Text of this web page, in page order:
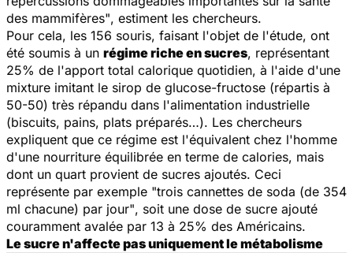
des mammifères", estiment les chercheurs.
Pour cela, les 156 souris, faisant l'objet de l'étude, ont
été soumis à un régime riche en sucres, représentant
25% de l'apport total calorique quotidien, à l'aide d'une
mixture imitant le sirop de glucose-fructose (répartis à
50-50) très répandu dans l'alimentation industrielle
(biscuits, pains, plats préparés…). Les chercheurs
expliquent que ce régime est l'équivalent chez l'homme
d'une nourriture équilibrée en terme de calories, mais
dont un quart provient de sucres ajoutés. Ceci
représente par exemple "trois cannettes de soda (de 354
ml chacune) par jour", soit une dose de sucre ajouté
couramment avalée par 13 à 25% des Américains.
Le sucre n'affecte pas uniquement le métabolisme